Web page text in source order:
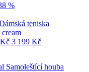
teniska
cream
3 199 Kč